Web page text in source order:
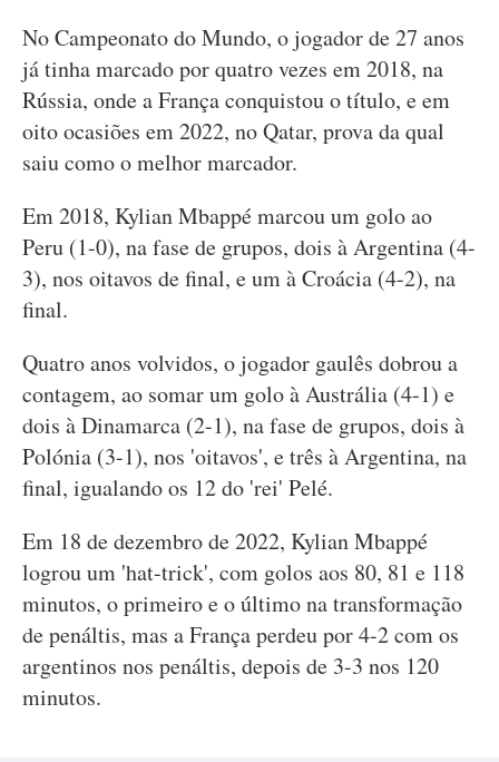
No Campeonato do Mundo, o jogador de 27 anos
já tinha marcado por quatro vezes em 2018, na
Rússia, onde a França conquistou o título, e em
oito ocasiões em 2022, no Qatar, prova da qual
saiu como o melhor marcador.
Em 2018, Kylian Mbappé marcou um golo ao
Peru (1-0), na fase de grupos, dois à Argentina (4-
3), nos oitavos de final, e um à Croácia (4-2), na
final.
Quatro anos volvidos, o jogador gaulês dobrou a
contagem, ao somar um golo à Austrália (4-1) e
dois à Dinamarca (2-1), na fase de grupos, dois à
Polónia (3-1), nos 'oitavos', e três à Argentina, na
final, igualando os 12 do 'rei' Pelé.
Em 18 de dezembro de 2022, Kylian Mbappé
logrou um 'hat-trick', com golos aos 80, 81 e 118
minutos, o primeiro e o último na transformação
de penáltis, mas a França perdeu por 4-2 com os
argentinos nos penáltis, depois de 3-3 nos 120
minutos.